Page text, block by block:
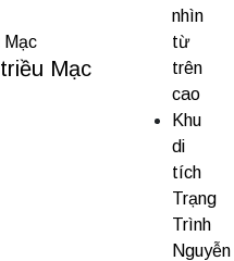
Mạc
nhìn
từ
trên
cao
Khu
di
tích
Trạng
Trình
Nguyễn